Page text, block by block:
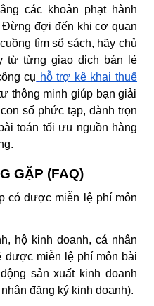
các khoản phạt hành
đợi đến khi cơ quan
tìm sổ sách, hãy chủ
từ từng giao dịch bán lẻ
cụ hỗ trợ kê khai thuế
thông minh giúp bạn giải
số phức tạp, dành trọn
toán tối ưu nguồn hàng
GẶP (FAQ)
có được miễn lệ phí môn
hộ kinh doanh, cá nhân
được miễn lệ phí môn bài
sản xuất kinh doanh
đăng ký kinh doanh).